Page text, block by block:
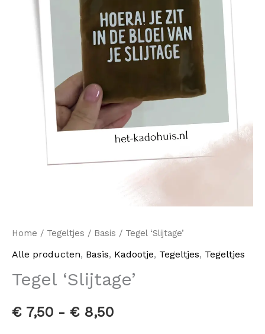
Home / Tegeltjes / Basis / Tegel ‘Slijtage’
Alle producten, Basis, Kadootje, Tegeltjes, Tegeltjes
Tegel ‘Slijtage’
€7,50 - €8,50